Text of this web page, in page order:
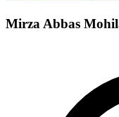
Mirza Abbas